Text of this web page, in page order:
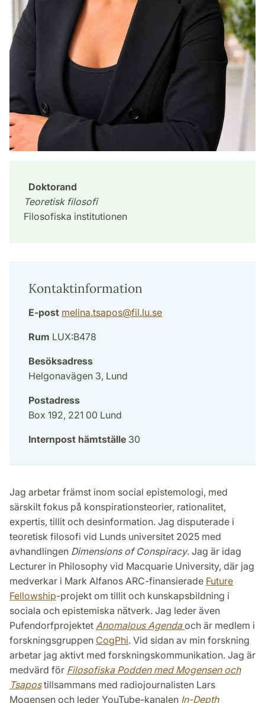
Doktorand
Teoretisk filosofi
Filosofiska institutionen
Kontaktinformation
E-post melina.tsapos@fil.lu.se
Rum LUX:B478
Besöksadress
Helgonavägen 3, Lund
Postadress
Box 192, 221 00 Lund
Internpost hämtställe 30
Jag arbetar främst inom social epistemologi, med
särskilt fokus på konspirationsteorier, rationalitet,
expertis, tillit och desinformation. Jag disputerade i
teoretisk filosofi vid Lunds universitet 2025 med
avhandlingen Dimensions of Conspiracy. Jag är idag
Lecturer in Philosophy vid Macquarie University, där jag
medverkar i Mark Alfanos ARC-finansierade Future
Fellowship-projekt om tillit och kunskapsbildning i
sociala och epistemiska nätverk. Jag leder även
Pufendorfprojektet Anomalous Agenda och är medlem i
forskningsgruppen CogPhi. Vid sidan av min forskning
arbetar jag aktivt med forskningskommunikation. Jag är
medvärd för Filosofiska Podden med Mogensen och
Tsapostillsammans med radiojournalisten Lars
Mogensen och leder YouTube-kanalen In-Depth